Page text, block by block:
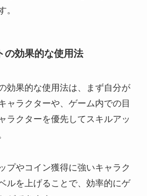
。
の効果的な使用法
効果的な使用法は、まず自分が
ャラクターや、ゲーム内での目
ラクターを優先してスキルアッ
プやコイン獲得に強いキャラク
ルを上げることで、効率的にゲ